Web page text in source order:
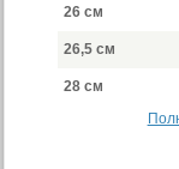
26 см
26,5 см
28 см